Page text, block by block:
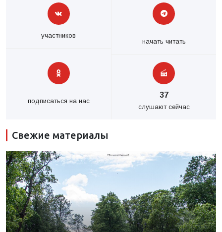
участников
начать читать
подписаться на нас
37
слушают сейчас
Свежие материалы